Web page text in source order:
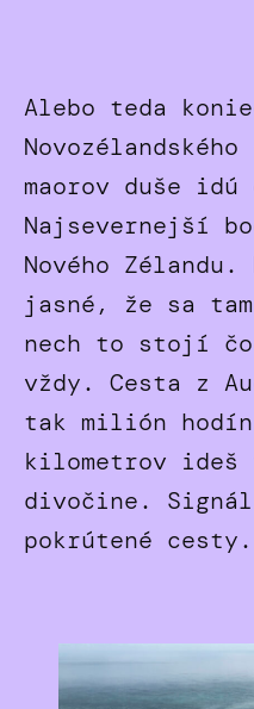
Alebo teda
maorov duše idú
Najsevernejší
Nového
jasné, že sa
nech to stojí
vždy. Cesta z
tak milión
kilometrov
divočine.
pokrútené cesty.